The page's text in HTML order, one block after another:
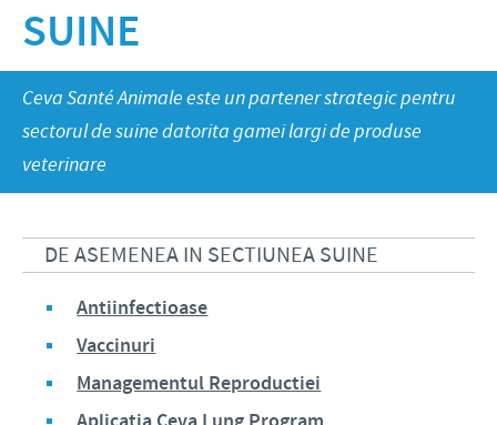
Valorile noastre
Productie
Cercetare si dezvoltare
Istoria Grupului Ceva
Rumegatoare
Animale de companie
Articole newsletter
Stiri Ceva Sante Animale Romania
Calendare anuale
RESPONSABILITATE
Importanta responsabilitatii
Programe de ajutorare la nivel mondial
Parteneriate de afaceri si stiintifice
CARIERA PROFESIONALA
Trimiteti CV-ul Dumneavoastra
Joburi internationale in Ceva
CONTACT
CONDITII GENERALE DE VANZARE
FARMACOVIGILENTA
SUINE
Ceva Santé Animale este un partener strategic pentru
sectorul de suine datorita gamei largi de produse
veterinare
DE ASEMENEA IN SECTIUNEA SUINE
Antiinfectioase
Vaccinuri
Managementul Reproductiei